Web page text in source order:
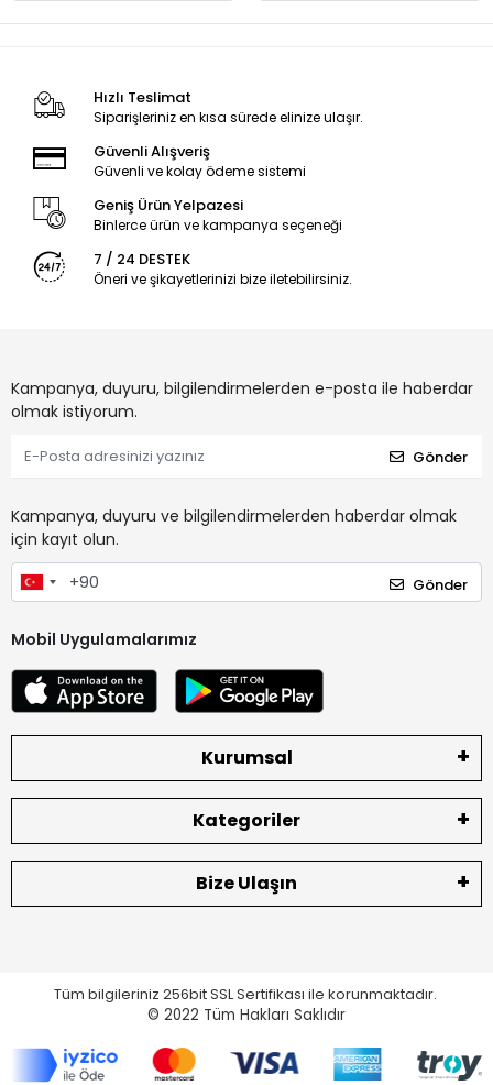
Hızlı Teslimat
Siparişleriniz en kısa sürede elinize ulaşır.
Güvenli Alışveriş
Güvenli ve kolay ödeme sistemi
Geniş Ürün Yelpazesi
Binlerce ürün ve kampanya seçeneği
7 / 24 DESTEK
Öneri ve şikayetlerinizi bize iletebilirsiniz.
Kampanya, duyuru, bilgilendirmelerden e-posta ile haberdar
olmak istiyorum.
Gönder
Kampanya, duyuru ve bilgilendirmelerden haberdar olmak
için kayıt olun.
Gönder
Mobil Uygulamalarımız
Kurumsal
Kategoriler
Bize Ulaşın
Tüm bilgileriniz 256bit SSL Sertifikası ile korunmaktadır.
© 2022 Tüm Hakları Saklıdır